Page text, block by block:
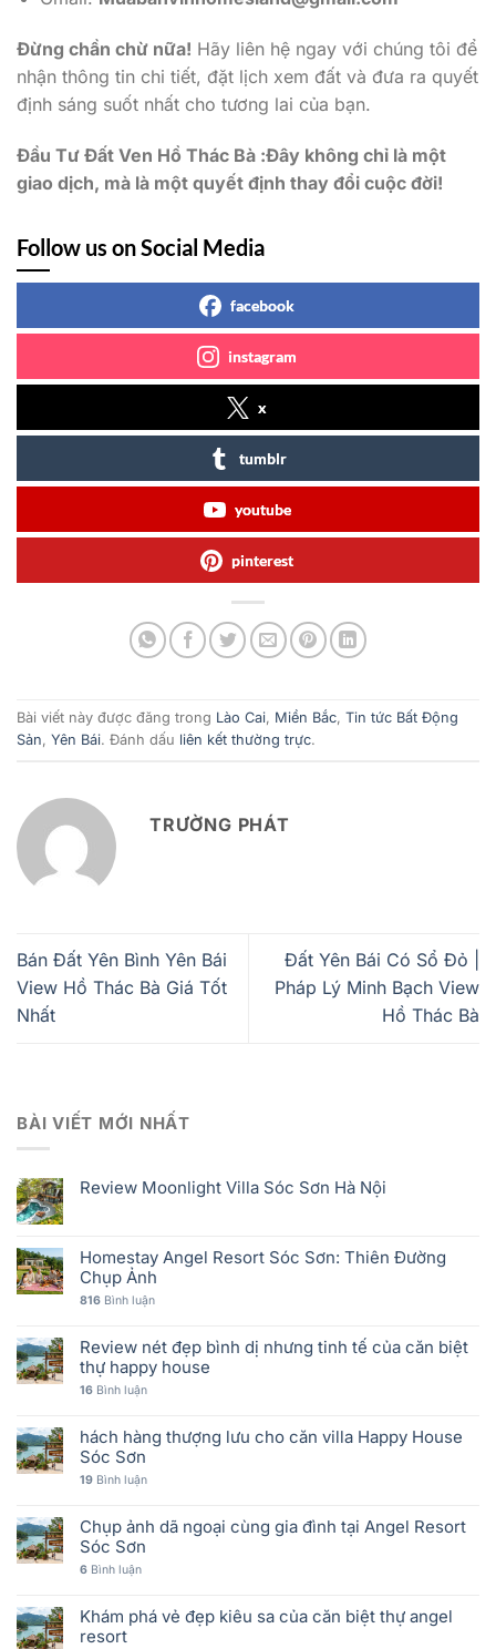
Đừng chần chừ nữa! Hãy liên hệ ngay với chúng tôi để
nhận thông tin chi tiết, đặt lịch xem đất và đưa ra quyết
định sáng suốt nhất cho tương lai của bạn.
Đầu Tư Đất Ven Hồ Thác Bà :Đây không chỉ là một
giao dịch, mà là một quyết định thay đổi cuộc đời!
Follow us on Social Media
facebook
instagram
x
tumblr
youtube
pinterest
Bài viết này được đăng trong Lào Cai, Miền Bắc, Tin tức Bất Động
Sản, Yên Bái. Đánh dấu liên kết thường trực.
TRƯỜNG PHÁT
Bán Đất Yên Bình Yên Bái
View Hồ Thác Bà Giá Tốt
Nhất
Đất Yên Bái Có Sổ Đỏ |
Pháp Lý Minh Bạch View
Hồ Thác Bà
BÀI VIẾT MỚI NHẤT
Review Moonlight Villa Sóc Sơn Hà Nội
Homestay Angel Resort Sóc Sơn: Thiên Đường
Chụp Ảnh
816 Bình luận
Review nét đẹp bình dị nhưng tinh tế của căn biệt
thự happy house
16 Bình luận
hách hàng thượng lưu cho căn villa Happy House
Sóc Sơn
19 Bình luận
Chụp ảnh dã ngoại cùng gia đình tại Angel Resort
Sóc Sơn
6 Bình luận
Khám phá vẻ đẹp kiêu sa của căn biệt thự angel
resort